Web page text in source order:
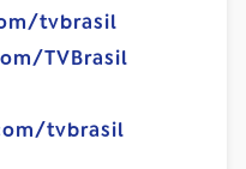
tvbrasil
TVBrasil
tvbrasil